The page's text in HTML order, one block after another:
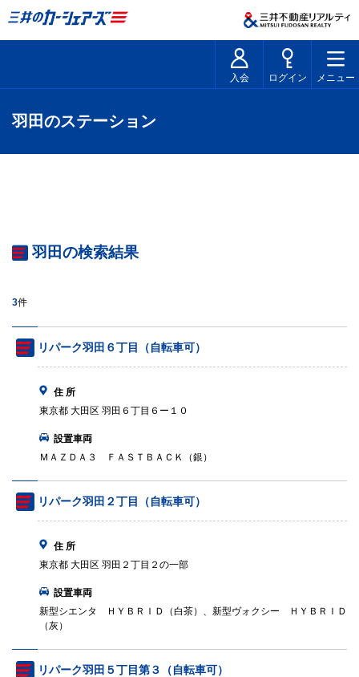
入会 ログイン メニュー
羽田のステーション
羽田の検索結果
3件
リパーク羽田６丁目（自転車可）
住 所
東京都 大田区 羽田６丁目６ー１０
設置車両
ＭＡＺＤＡ３ ＦＡＳＴＢＡＣＫ（銀）
リパーク羽田２丁目（自転車可）
住 所
東京都 大田区 羽田２丁目２の一部
設置車両
新型シエンタ ＨＹＢＲＩＤ（白茶）、新型ヴォクシー ＨＹＢＲＩＤ
（灰）
リパーク羽田５丁目第３（自転車可）